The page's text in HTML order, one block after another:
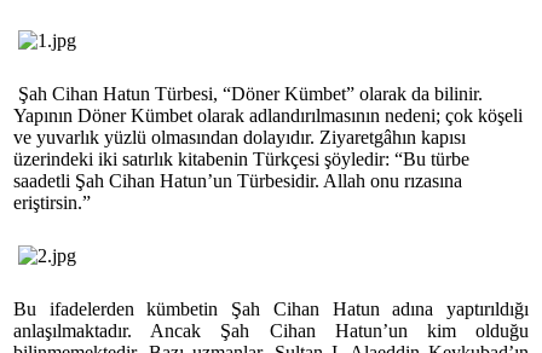
Şah Cihan Hatun Türbesi, “Döner Kümbet” olarak da bilinir.
Yapının Döner Kümbet olarak adlandırılmasının nedeni; çok köşeli
ve yuvarlık yüzlü olmasından dolayıdır. Ziyaretgâhın kapısı
üzerindeki iki satırlık kitabenin Türkçesi şöyledir: “Bu türbe
saadetli Şah Cihan Hatun’un Türbesidir. Allah onu rızasına
eriştirsin.”
Bu ifadelerden kümbetin Şah Cihan Hatun adına yaptırıldığı
anlaşılmaktadır. Ancak Şah Cihan Hatun’un kim olduğu